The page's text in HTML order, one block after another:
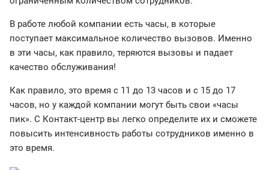
В работе любой компании есть часы, в которые
поступает максимальное количество вызовов. Именно
в эти часы, как правило, теряются вызовы и падает
качество обслуживания!
Как правило, это время с 11 до 13 часов и с 15 до 17
часов, но у каждой компании могут быть свои «часы
пик». С Контакт-центр вы легко определите их и сможете
повысить интенсивность работы сотрудников именно в
это время.